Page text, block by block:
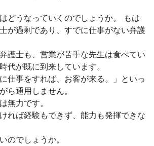
どうなっていくのでしょうか。 もは
が過剰であり、すでに仕事がない弁護
護士も、営業が苦手な先生は食べてい
代が既に到来しています。
仕事をすれば、お客が来る。」といっ
ら通用しません。
無力です。
れば経験もできず、能力も発揮できな
のでしょうか。